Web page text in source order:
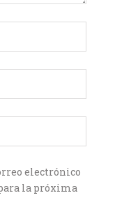
electrónico
la próxima